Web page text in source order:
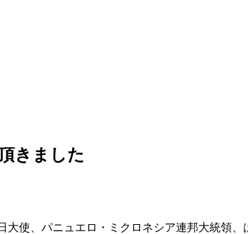
きました
使、パニュエロ・ミクロネシア連邦大統領、